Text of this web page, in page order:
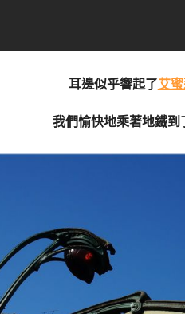
耳邊似乎響起了艾
我們愉快地乘著地鐵到